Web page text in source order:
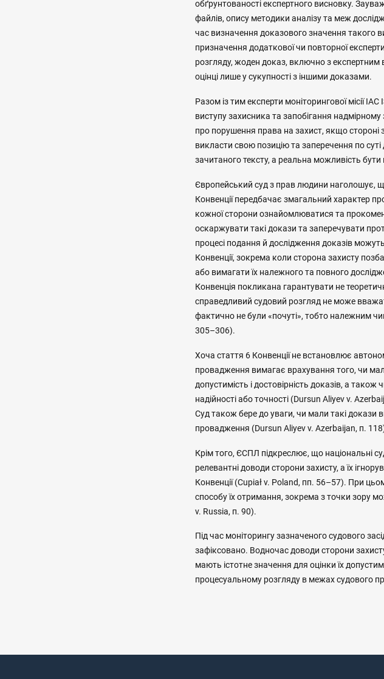
обґрунтованості експертного висновку.
файлів, опису методики аналізу та меж
час визначення доказового значення такого
призначення додаткової чи повторної
розгляду, жоден доказ, включно з експертним
оцінці лише у сукупності з іншими доказами.
Разом із тим експерти моніторингової місії
виступу захисника та запобігання
про порушення права на захист, якщо стороні
викласти свою позицію та заперечення по
зачитаного тексту, а реальна можливість
Європейський суд з прав людини наголошує,
Конвенції передбачає змагальний характер
кожної сторони ознайомлюватися та
оскаржувати такі докази та заперечувати
процесі подання й дослідження доказів
Конвенції, зокрема коли сторона захисту
або вимагати їх належного та повного
Конвенція покликана гарантувати не
справедливий судовий розгляд не може
фактично не були «почуті», тобто належним
305–306).
Хоча стаття 6 Конвенції не встановлює
провадження вимагає врахування того, чи
допустимість і достовірність доказів, а
надійності або точності (Dursun Aliyev v.
Суд також бере до уваги, чи мали такі докази
провадження (Dursun Aliyev v. Azerbaijan, п.
Крім того, ЄСПЛ підкреслює, що національні
релевантні доводи сторони захисту, а їх
Конвенції (Cupiał v. Poland, пп. 56–57). При
способу їх отримання, зокрема з точки зору
v. Russia, п. 90).
Під час моніторингу зазначеного судового
зафіксовано. Водночас доводи сторони
мають істотне значення для оцінки їх
процесуальному розгляду в межах судового